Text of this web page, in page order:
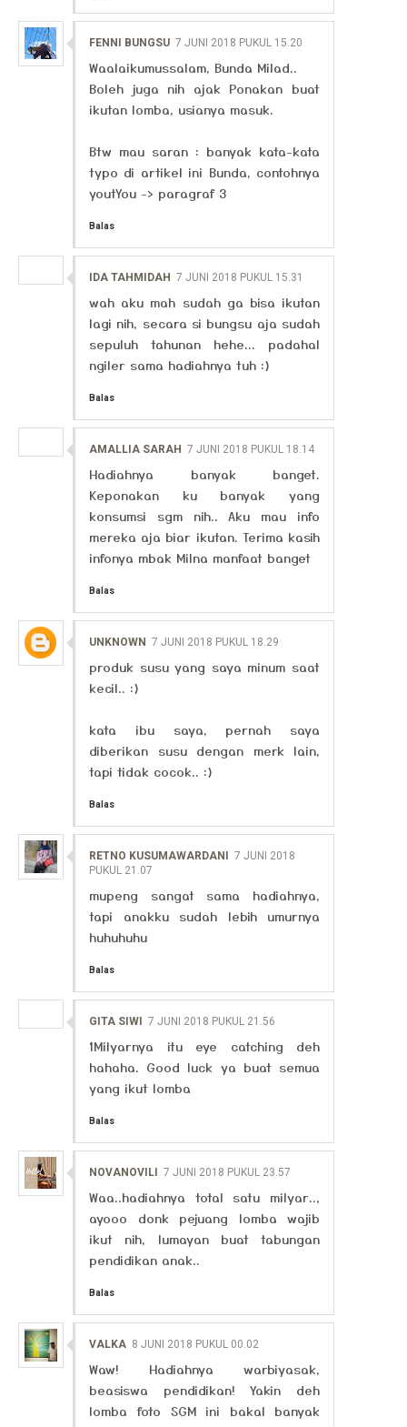
FENNI BUNGSU 7 JUNI 2018 PUKUL 15.20
Waalaikumussalam, Bunda Milad..
Boleh juga nih ajak Ponakan buat
ikutan lomba, usianya masuk.
Btw mau saran : banyak kata-kata
typo di artikel ini Bunda, contohnya
youtYou -> paragraf 3
Balas
IDA TAHMIDAH 7 JUNI 2018 PUKUL 15.31
wah aku mah sudah ga bisa ikutan
lagi nih, secara si bungsu aja sudah
sepuluh tahunan hehe... padahal
ngiler sama hadiahnya tuh :)
Balas
AMALLIA SARAH 7 JUNI 2018 PUKUL 18.14
Hadiahnya banyak banget.
Keponakan ku banyak yang
konsumsi sgm nih.. Aku mau info
mereka aja biar ikutan. Terima kasih
infonya mbak Milna manfaat banget
Balas
UNKNOWN 7 JUNI 2018 PUKUL 18.29
produk susu yang saya minum saat
kecil.. :)
kata ibu saya, pernah saya
diberikan susu dengan merk lain,
tapi tidak cocok.. :)
Balas
RETNO KUSUMAWARDANI 7 JUNI 2018
PUKUL 21.07
mupeng sangat sama hadiahnya,
tapi anakku sudah lebih umurnya
huhuhuhu
Balas
GITA SIWI 7 JUNI 2018 PUKUL 21.56
1Milyarnya itu eye catching deh
hahaha. Good luck ya buat semua
yang ikut lomba
Balas
NOVANOVILI 7 JUNI 2018 PUKUL 23.57
Waa..hadiahnya total satu milyar..,
ayooo donk pejuang lomba wajib
ikut nih, lumayan buat tabungan
pendidikan anak..
Balas
VALKA 8 JUNI 2018 PUKUL 00.02
Waw! Hadiahnya warbiyasak,
beasiswa pendidikan! Yakin deh
lomba foto SGM ini bakal banyak